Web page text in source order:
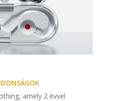
amely 2 évvel